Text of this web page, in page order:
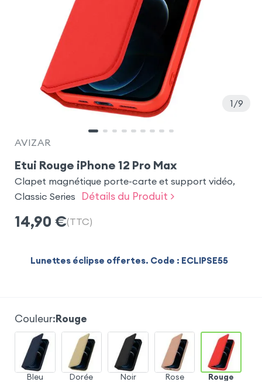
1 9
AVIZAR
Etui Rouge iPhone 12 Pro Max
Clapet magnétique porte-carte et support vidéo,
Classic Series
Détails du Produit >
14,90 €(TTC)
Lunettes éclipse offertes. Code : ECLIPSE55
Couleur:Rouge
Bleu Dorée Noir Rose Rouge